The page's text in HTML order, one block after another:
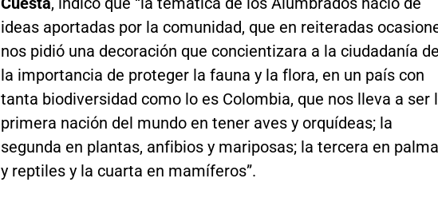
ideas aportadas por la comunidad, que en reiteradas
nos pidió una decoración que concientizara a la ciudadanía de
la importancia de proteger la fauna y la flora, en un país con
tanta biodiversidad como lo es Colombia, que nos lleva a ser
primera nación del mundo en tener aves y orquídeas; la
segunda en plantas, anfibios y mariposas; la tercera en
y reptiles y la cuarta en mamíferos”.